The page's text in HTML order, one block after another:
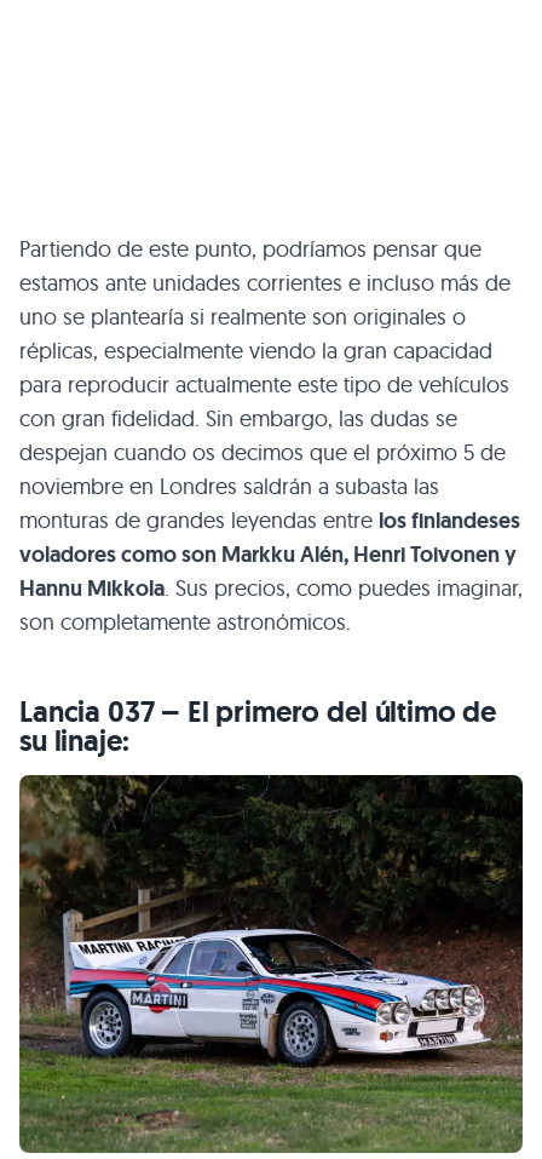
Partiendo de este punto, podríamos pensar que
estamos ante unidades corrientes e incluso más de
uno se plantearía si realmente son originales o
réplicas, especialmente viendo la gran capacidad
para reproducir actualmente este tipo de vehículos
con gran fidelidad. Sin embargo, las dudas se
despejan cuando os decimos que el próximo 5 de
noviembre en Londres saldrán a subasta las
monturas de grandes leyendas entre los finlandeses
voladores como son Markku Alén, Henri Toivonen y
Hannu Mikkola . Sus precios, como puedes imaginar,
son completamente astronómicos.
Lancia 037 – El primero del último de
su linaje: